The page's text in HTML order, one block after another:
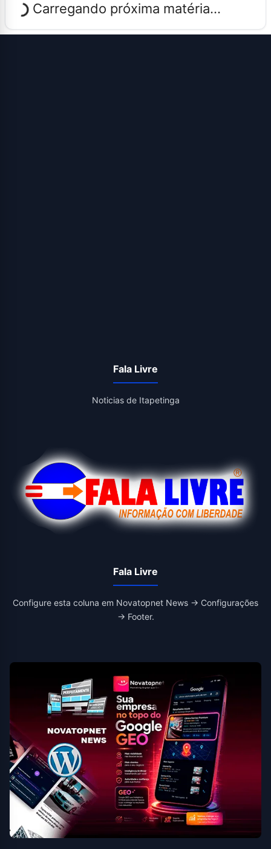
Carregando próxima matéria...
Fala Livre
Noticias de Itapetinga
Fala Livre
Configure esta coluna em Novatopnet News → Configurações
→ Footer.